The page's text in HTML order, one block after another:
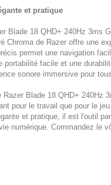
et pratique
Blade 18 QHD+ 240Hz 3ms
Chroma de Razer offre une
permet une navigation
portabilité facile et une
sonore immersive pour
Blade 18 QHD+ 240Hz
pour le travail que pour le
et pratique, il est l'outil
numérique. Commandez le